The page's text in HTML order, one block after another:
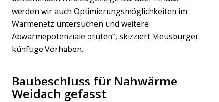
werden wir auch Optimierungsmöglichkeiten im
Wärmenetz untersuchen und weitere
Abwärmepotenziale prüfen“, skizziert Meusburger
künftige Vorhaben.
Baubeschluss für Nahwärme
Weidach gefasst